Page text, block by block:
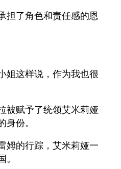
担了角色和责任感的恩
姐这样说，作为我也很
被赋予了统领艾米莉娅
份。
的行踪，艾米莉娅一